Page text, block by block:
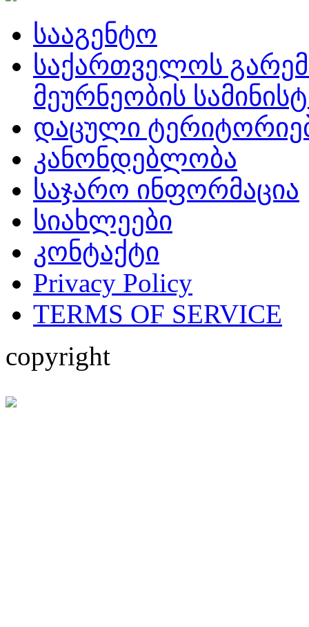
სააგენტო
საქართველოს
მეურნეობის
დაცული
კანონდებლობა
საჯარო ინფორმაცია
სიახლეები
კონტაქტი
Privacy Policy
TERMS OF SERVICE
copyright